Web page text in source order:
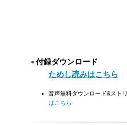
◉ 付録ダウンロード
ためし読みはこちら
音声無料ダウンロード&スト
はこちら